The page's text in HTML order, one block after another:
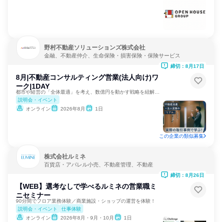
野村不動産ソリューションズ株式会社
金融、不動産仲介、生命保険・損害保険・保険サービス
8月|不動産コンサルティング営業(法人向け)ワ
ーク|1DAY
説明会・イベント
オンライン
2026年8月 1日
締切：8月17日
この企業の類似募集
株式会社ルミネ
百貨店・アパレル小売、不動産管理、不動産
【WEB】選考なしで学べるルミネの営業職ミ
ニセミナー
90分間でフロア業務体験／商業施設・ショップの運営を体験！
説明会・イベント
仕事体験
オンライン
2026年8月・9月・10月 1日
締切：8月26日